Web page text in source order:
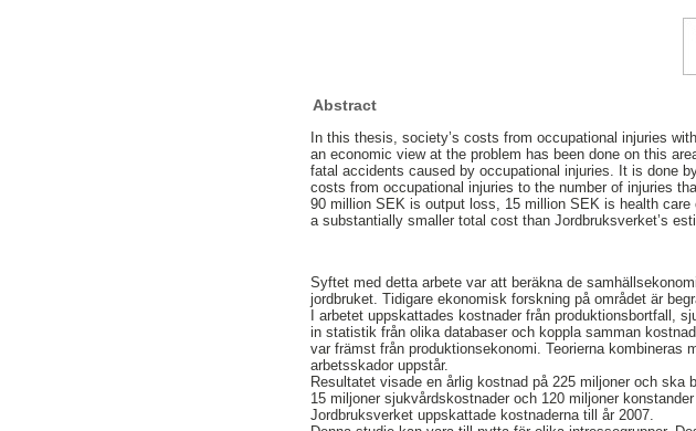
Abstract
In this thesis, society’s costs from occupational injuries
an economic view at the problem has been done on this
fatal accidents caused by occupational injuries. It is done
costs from occupational injuries to the number of injuries
90 million SEK is output loss, 15 million SEK is health
a substantially smaller total cost than Jordbruksverket’s
Syftet med detta arbete var att beräkna de
jordbruket. Tidigare ekonomisk forskning på området är
I arbetet uppskattades kostnader från produktionsbortfall,
in statistik från olika databaser och koppla samman
var främst från produktionsekonomi. Teorierna
arbetsskador uppstår.
Resultatet visade en årlig kostnad på 225 miljoner och ska
15 miljoner sjukvårdskostnader och 120 miljoner
Jordbruksverket uppskattade kostnaderna till år 2007.